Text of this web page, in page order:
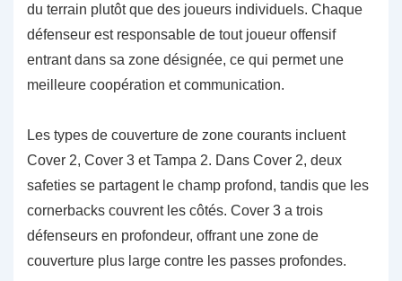
du terrain plutôt que des joueurs individuels. Chaque
défenseur est responsable de tout joueur offensif
entrant dans sa zone désignée, ce qui permet une
meilleure coopération et communication.
Les types de couverture de zone courants incluent
Cover 2, Cover 3 et Tampa 2. Dans Cover 2, deux
safeties se partagent le champ profond, tandis que les
cornerbacks couvrent les côtés. Cover 3 a trois
défenseurs en profondeur, offrant une zone de
couverture plus large contre les passes profondes.